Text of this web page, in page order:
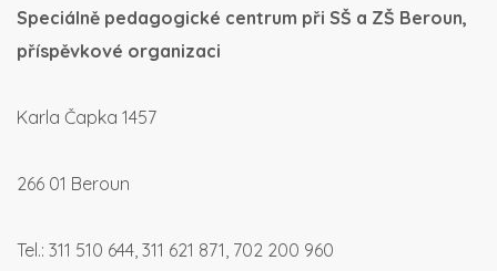
Speciálně pedagogické centrum při SŠ a ZŠ Beroun,
příspěvkové organizaci
Karla Čapka 1457
266 01 Beroun
Tel.: 311 510 644, 311 621 871, 702 200 960